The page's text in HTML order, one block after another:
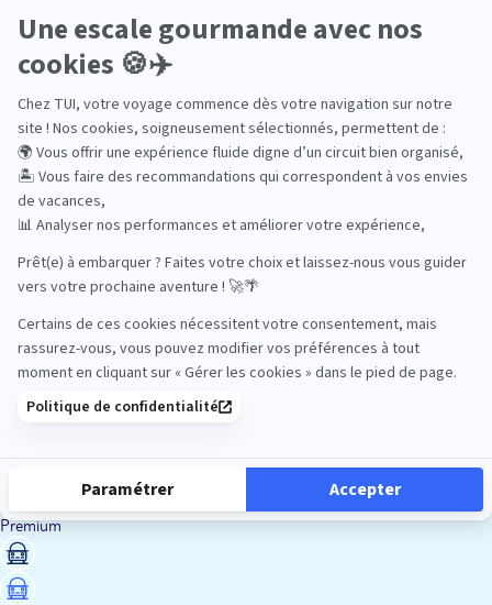
Insolite
Luxe
Nature
Neige
Premium